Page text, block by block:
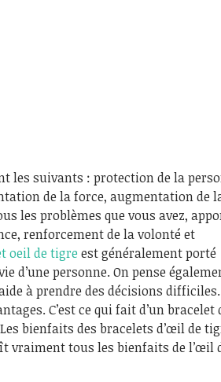
les suivants : protection de la
de la force, augmentation de
les problèmes que vous avez,
renforcement de la volonté et
oeil de tigre est généralement porté
d’une personne. On pense
à prendre des décisions difficiles.
C’est ce qui fait d’un bracelet
bienfaits des bracelets d’œil de
vraiment tous les bienfaits de l’œil